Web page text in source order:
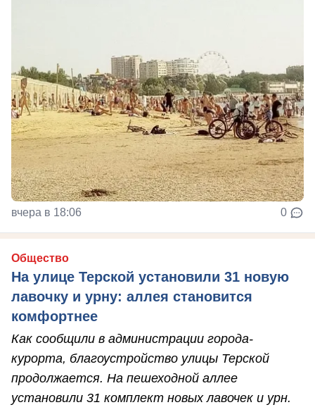
вчера в 18:06 0
Общество
На улице Терской установили 31 новую
лавочку и урну: аллея становится
комфортнее
Как сообщили в администрации города-
курорта, благоустройство улицы Терской
продолжается. На пешеходной аллее
установили 31 комплект новых лавочек и урн.